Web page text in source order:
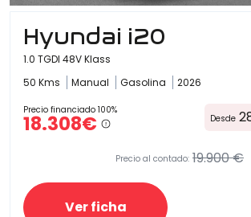
Hyundai i20
1.0 TGDI 48V Klass
50 Kms
Manual Gasolina 2026
Precio financiado 100%
18.308€ Desde
Precio al contado: 19.900 €
Ver ficha